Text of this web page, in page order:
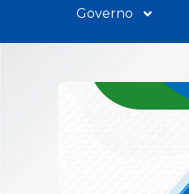
Governo